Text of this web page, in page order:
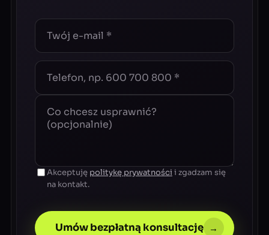
Akceptuję politykę prywatności i zgadzam się
na kontakt.
Umów bezpłatną konsultację →